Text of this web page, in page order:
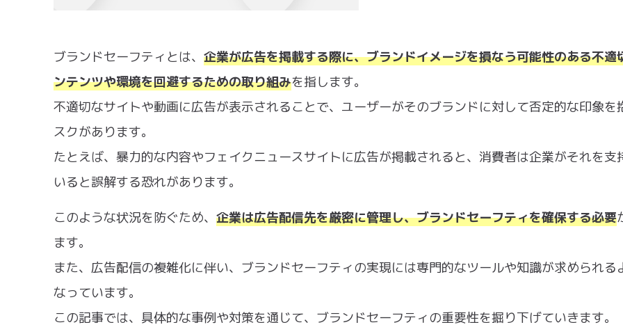
ブランドセーフティとは、 企業が広告を掲載する際に、ブランドイメージを損なう可能性のある不適
ンテンツや環境を回避するための取り組みを指します。
不適切なサイトや動画に広告が表示されることで、ユーザーがそのブランドに対して否定的な印象を
スクがあります。
たとえば、暴力的な内容やフェイクニュースサイトに広告が掲載されると、消費者は企業がそれを支
いると誤解する恐れがあります。
このような状況を防ぐため、 企業は広告配信先を厳密に管理し、ブランドセーフティを確保する必要
ます。
また、広告配信の複雑化に伴い、ブランドセーフティの実現には専門的なツールや知識が求められる
なっています。
この記事では、具体的な事例や対策を通じて、ブランドセーフティの重要性を掘り下げていきます。